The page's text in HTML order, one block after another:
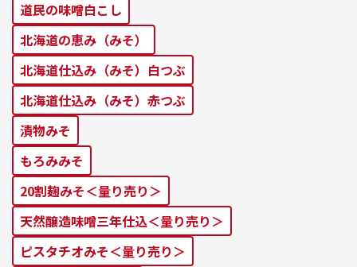
道⺠の味噌⽩こし
北海道の恵み（みそ）
北海道仕込み（みそ）⽩つぶ
北海道仕込み（みそ）⾚つぶ
漬物みそ
もろみみそ
20割麹みそ＜量り売り＞
天然醸造味噌三年仕込＜量り売り＞
ピスタチオみそ＜量り売り＞